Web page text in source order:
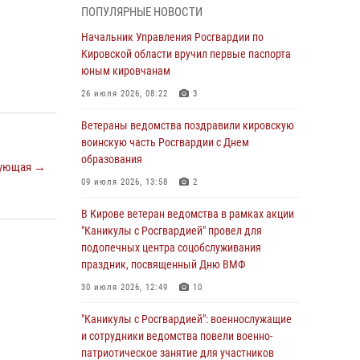
→
В Кирове росгвардейцы задержали
подозреваемую в сбыте поддельной купюры
04 августа 2026, 09:30
В Кирове росгвардейцы задержали
подозреваемого в грабеже
03 августа 2026, 09:01
ведомства приняли участие в митинге в
честь Дня воздушно-десантных войск
03 августа 2026, 08:45 8
В Кирове росгвардейцы задержали
02 августа 2026, 07:00
1 августа – День дежурной службы войск
ПОПУЛЯРНЫЕ НОВОСТИ
Начальник Управления Росгвардии по
Кировской области вручил первые паспорта
юным кировчанам
26 июля 2026, 08:22 3
Ветераны ведомства поздравили кировскую
воинскую часть Росгвардии с Днем
образования
09 июля 2026, 13:58 2
В Кирове ветеран ведомства в рамках акции
"Каникулы с Росгвардией" провел для
подопечных центра соцобслуживания
праздник, посвященный Дню ВМФ
30 июля 2026, 12:49 10
"Каникулы с Росгвардией": военнослужащие
и сотрудники ведомства повели военно-
патриотическое занятие для участников